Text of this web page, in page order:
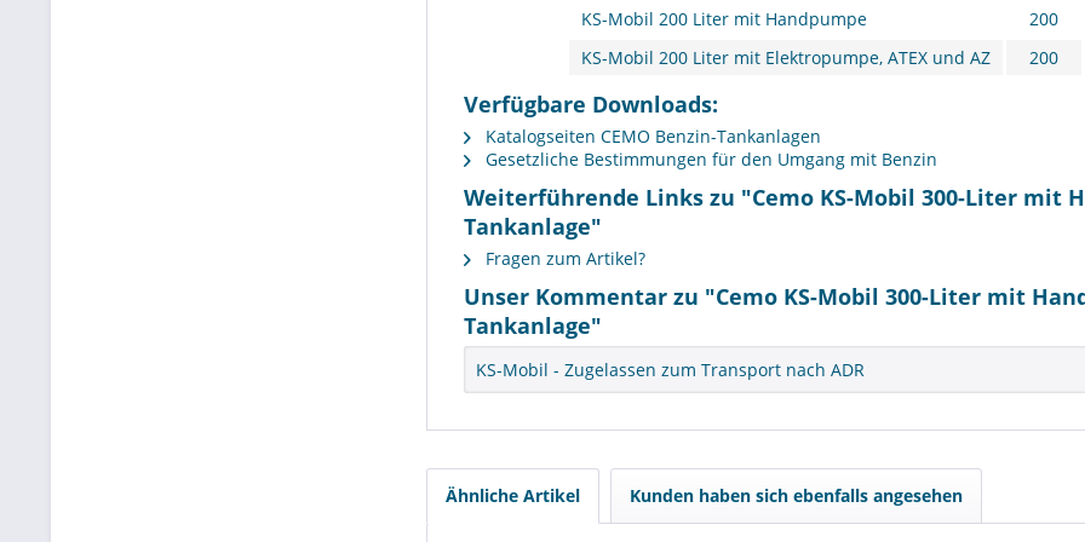
KS-Mobil 200 Liter mit Handpumpe
200
KS-Mobil 200 Liter mit Elektropumpe, ATEX und AZ
200
Verfügbare Downloads:
Katalogseiten CEMO Benzin-Tankanlagen
Gesetzliche Bestimmungen für den Umgang mit Benzin
Weiterführende Links zu "Cemo KS-Mobil 300-Liter mit
Tankanlage"
Fragen zum Artikel?
Unser Kommentar zu "Cemo KS-Mobil 300-Liter mit
Tankanlage"
KS-Mobil - Zugelassen zum Transport nach ADR
Ähnliche Artikel Kunden haben sich ebenfalls angesehen